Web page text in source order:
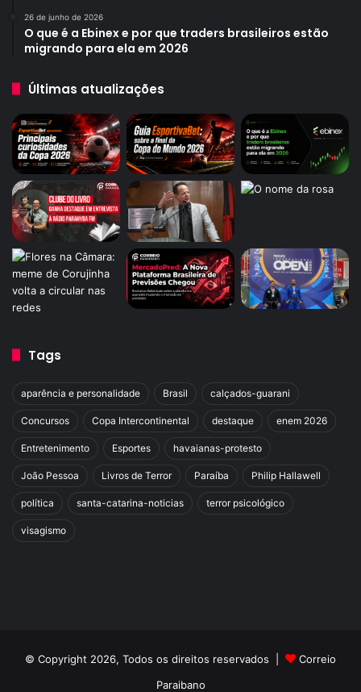
26 de junho de 2026
O que é a Ebinex e por que traders brasileiros estão
migrando para ela em 2026
Últimas atualizações
Tags
aparência e personalidade Brasil calçados-guarani
Concursos Copa Intercontinental destaque enem 2026
Entretenimento Esportes havaianas-protesto
João Pessoa Livros de Terror Paraíba Philip Hallawell
política santa-catarina-noticias terror psicológico
visagismo
© Copyright 2026, Todos os direitos reservados |
Correio
Paraibano